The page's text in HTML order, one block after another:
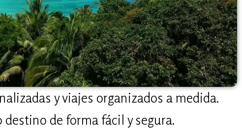
y viajes organizados a medida.
de forma fácil y segura.